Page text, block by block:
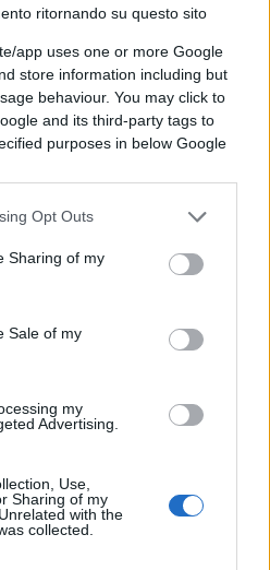
ritornando su questo sito
app uses one or more Google
store information including but
behaviour. You may click to
and its third-party tags to
purposes in below Google
Opt Outs
Sharing of my
Sale of my
my
Advertising.
Use,
Sharing of my
with the
collected.
moderati di sinistra?
dei candidati da
la patrimoniale,
“liberale”
che vogliono la sanità
noi c’è già. Quando si
ogni sostegno a